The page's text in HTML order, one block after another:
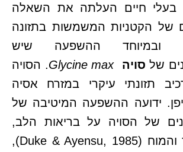
בעלי חיים העלתה את השאלה
של הקטניות המשמשות בתזונה
ובמיוחד ההשפעה שיש
של סויה Glycine max. הסויה
תזונתי עיקרי במזרח אסיה
ידועה ההשפעה המיטיבה של
של הסויה על בריאות הלב,
הכליות, הכבד והמוח (Duke & Ayensu, 1985),